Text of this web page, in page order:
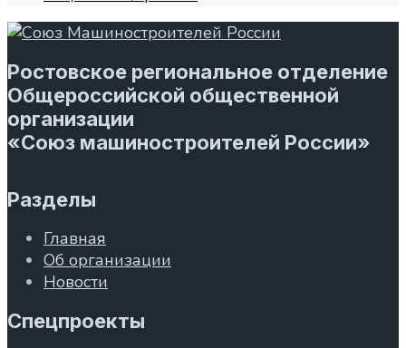
Ростовское региональное отделение
Общероссийской общественной
организации
«Союз машиностроителей России»
Разделы
Главная
Об организации
Новости
Спецпроекты